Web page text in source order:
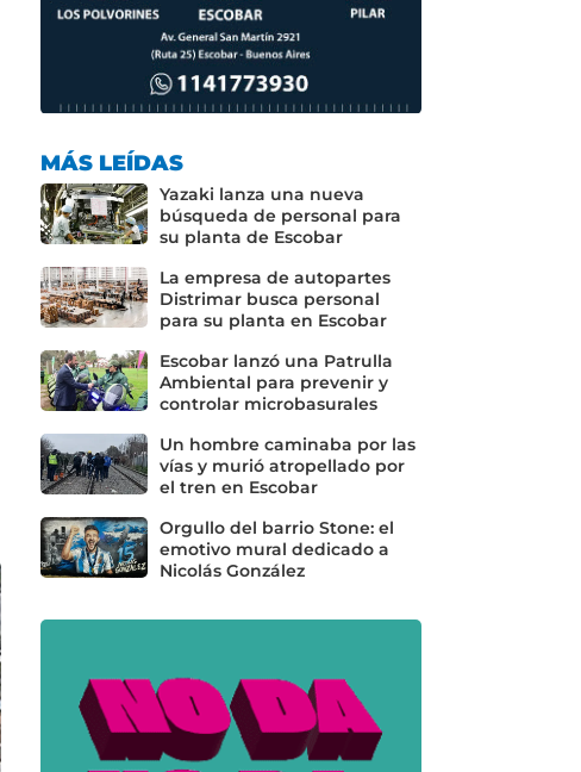
MÁS LEÍDAS
Yazaki lanza una nueva
búsqueda de personal para
su planta de Escobar
La empresa de autopartes
Distrimar busca personal
para su planta en Escobar
Escobar lanzó una Patrulla
Ambiental para prevenir y
controlar microbasurales
Un hombre caminaba por las
vías y murió atropellado por
el tren en Escobar
Orgullo del barrio Stone: el
emotivo mural dedicado a
Nicolás González